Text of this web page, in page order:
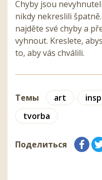
Chyby jsou
nikdy nekreslili
najděte své chyby a
vyhnout. Kreslete,
to, aby vás chválili.
Темы art
tvorba
Поделиться